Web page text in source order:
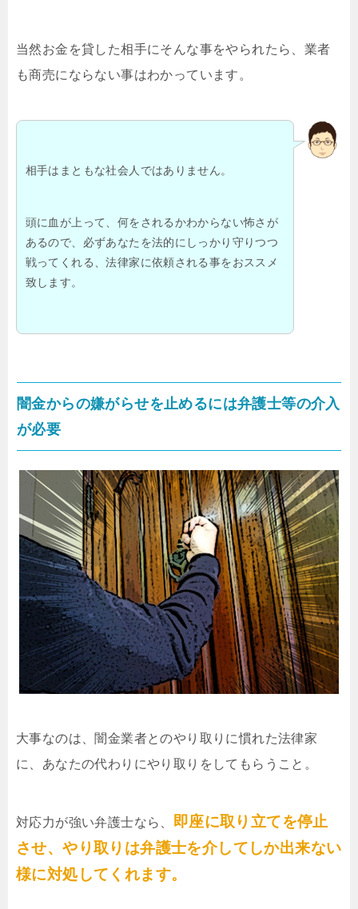
当然お金を貸した相手にそんな事をやられたら、業者
も商売にならない事はわかっています。
相手はまともな社会人ではありません。
頭に血が上って、何をされるかわからない怖さが
あるので、必ずあなたを法的にしっかり守りつつ
戦ってくれる、法律家に依頼される事をおススメ
致します。
闇金からの嫌がらせを止めるには弁護士等の介入
が必要
大事なのは、闇金業者とのやり取りに慣れた法律家
に、あなたの代わりにやり取りをしてもらうこと。
対応力が強い弁護士なら、 即座に取り立てを停止
させ、やり取りは弁護士を介してしか出来ない
様に対処してくれます。